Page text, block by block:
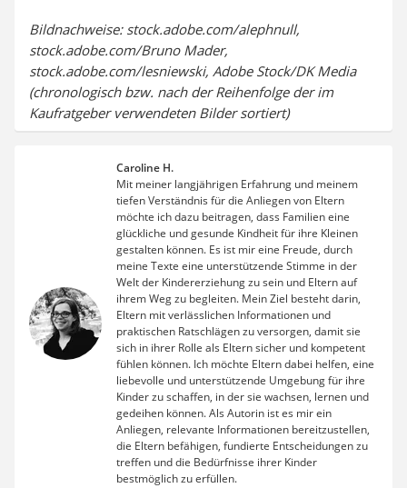
Bildnachweise: stock.adobe.com/alephnull,
stock.adobe.com/Bruno Mader,
stock.adobe.com/lesniewski, Adobe Stock/DK Media
(chronologisch bzw. nach der Reihenfolge der im
Kaufratgeber verwendeten Bilder sortiert)
Caroline H.
Mit meiner langjährigen Erfahrung und meinem
tiefen Verständnis für die Anliegen von Eltern
möchte ich dazu beitragen, dass Familien eine
glückliche und gesunde Kindheit für ihre Kleinen
gestalten können. Es ist mir eine Freude, durch
meine Texte eine unterstützende Stimme in der
Welt der Kindererziehung zu sein und Eltern auf
ihrem Weg zu begleiten. Mein Ziel besteht darin,
Eltern mit verlässlichen Informationen und
praktischen Ratschlägen zu versorgen, damit sie
sich in ihrer Rolle als Eltern sicher und kompetent
fühlen können. Ich möchte Eltern dabei helfen, eine
liebevolle und unterstützende Umgebung für ihre
Kinder zu schaffen, in der sie wachsen, lernen und
gedeihen können. Als Autorin ist es mir ein
Anliegen, relevante Informationen bereitzustellen,
die Eltern befähigen, fundierte Entscheidungen zu
treffen und die Bedürfnisse ihrer Kinder
bestmöglich zu erfüllen.